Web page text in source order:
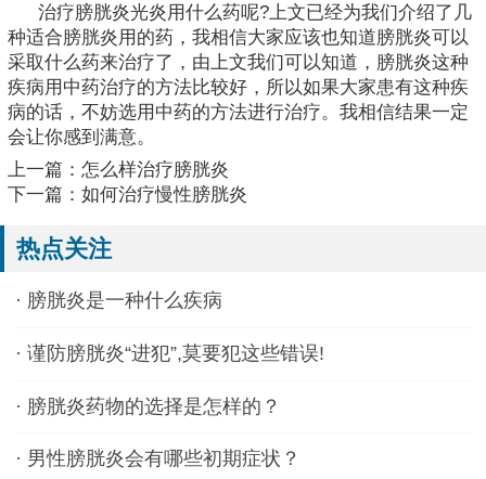
治疗膀胱炎光炎用什么药呢?上文已经为我们介绍了几
种适合膀胱炎用的药，我相信大家应该也知道膀胱炎可以
采取什么药来治疗了，由上文我们可以知道，膀胱炎这种
疾病用中药治疗的方法比较好，所以如果大家患有这种疾
病的话，不妨选用中药的方法进行治疗。我相信结果一定
会让你感到满意。
上一篇： 怎么样治疗膀胱炎
下一篇： 如何治疗慢性膀胱炎
热点关注
· 膀胱炎是一种什么疾病
· 谨防膀胱炎“进犯”,莫要犯这些错误!
· 膀胱炎药物的选择是怎样的？
· 男性膀胱炎会有哪些初期症状？